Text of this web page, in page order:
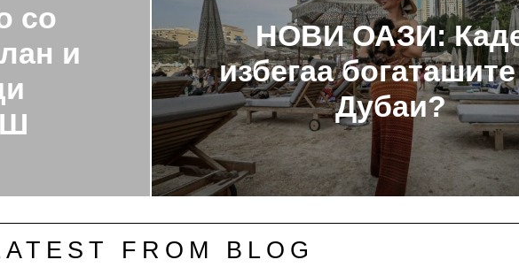
со
и
НОВИ ОАЗИ:
избегаа
Дубаи?
FROM BLOG